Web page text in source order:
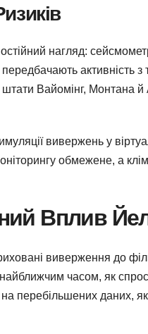
нагляд:
активність
Вайомінг, Монтана
вивержень у
обмежене, а
Вплив
виверження до
найближчим часом, як
перебільшених даних, як